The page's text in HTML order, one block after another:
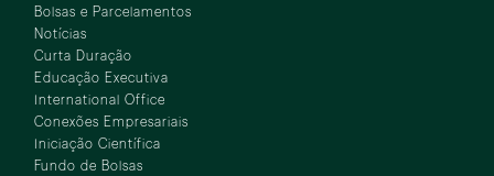
Bolsas e Parcelamentos
Notícias
Curta Duração
Educação Executiva
International Office
Conexões Empresariais
Iniciação Científica
Fundo de Bolsas